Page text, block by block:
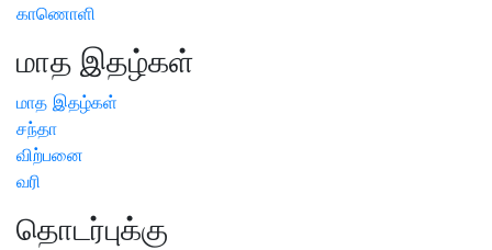
காணொளி
மாத இதழ்கள்
மாத இதழ்கள்
சந்தா
விற்பனை
வரி
தொடர்புக்கு